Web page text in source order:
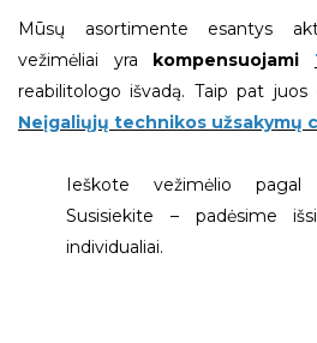
Mūsų asortimente esantys
vežimėliai yra kompensuojami
reabilitologo išvadą. Taip pat juos
Neįgaliųjų technikos užsakymų
Ieškote vežimėlio pagal
Susisiekite – padėsime
individualiai.